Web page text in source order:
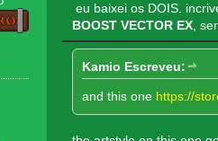
eu baixei os DOIS.
BOOST VECTOR EX,
Kamio Escreveu:
and this one https://